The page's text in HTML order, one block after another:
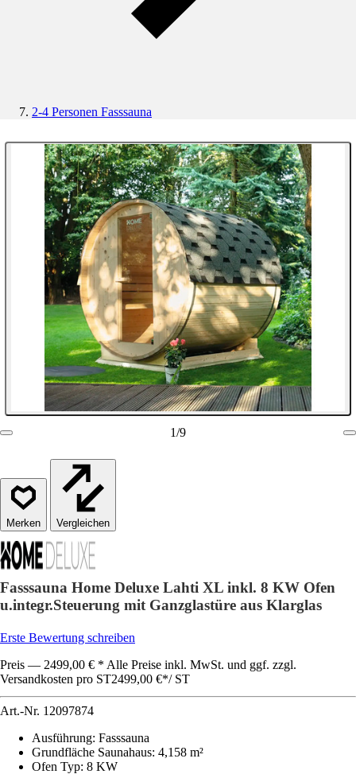
2-4 Personen Fasssauna
1/9
Vergleichen
Fasssauna Home Deluxe Lahti XL inkl. 8 KW Ofen
u.integr.Steuerung mit Ganzglastüre aus Klarglas
Erste Bewertung schreiben
Preis — 2499,00 € * Alle Preise inkl. MwSt. und ggf. zzgl.
Versandkosten pro ST2499,00 €*/ ST
Art.-Nr. 12097874
Ausführung: Fasssauna
Grundfläche Saunahaus: 4,158 m²
Ofen Typ: 8 KW